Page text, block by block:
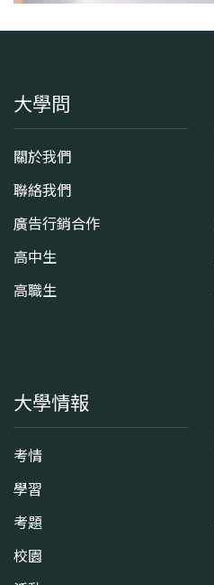
大學問
關於我們
聯絡我們
廣告行銷合作
高中生
高職生
大學情報
考情
學習
考題
校園